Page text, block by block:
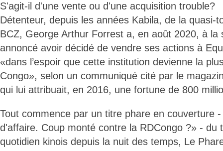
S'agit-il d'une vente ou d'une acquisition trouble?
Détenteur, depuis les années Kabila, de la quasi-
BCZ, George Arthur Forrest a, en août 2020, à la
annoncé avoir décidé de vendre ses actions à
«dans l’espoir que cette institution devienne la
Congo», selon un communiqué cité par le
qui lui attribuait, en 2016, une fortune de 800
Tout commence par un titre phare en couverture
d'affaire. Coup monté contre la RDCongo ?» - du
quotidien kinois depuis la nuit des temps, Le